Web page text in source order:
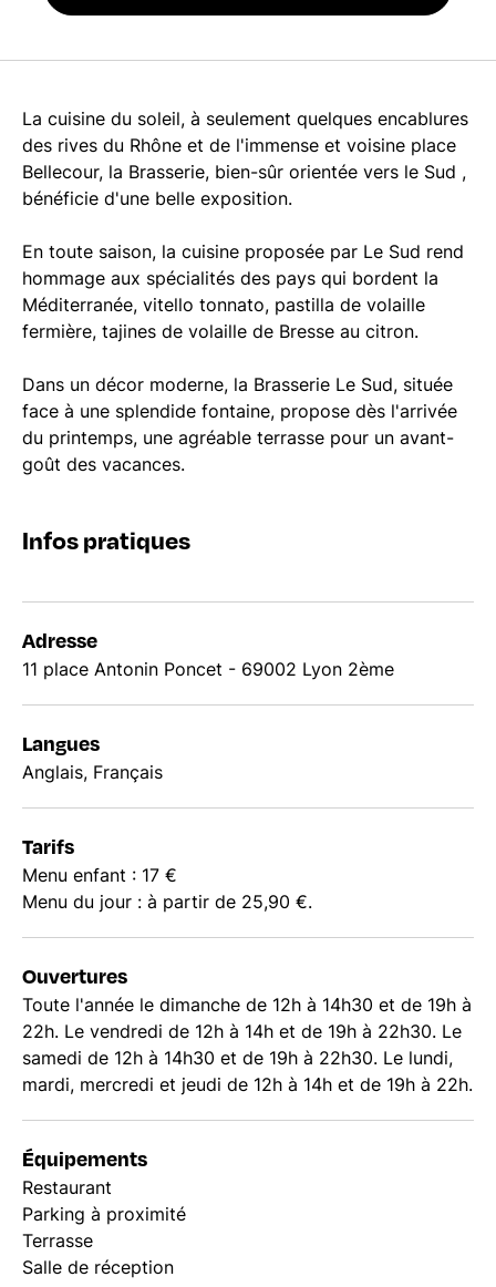
La cuisine du soleil, à seulement quelques encablures
des rives du Rhône et de l'immense et voisine place
Bellecour, la Brasserie, bien-sûr orientée vers le Sud ,
bénéficie d'une belle exposition.
En toute saison, la cuisine proposée par Le Sud rend
hommage aux spécialités des pays qui bordent la
Méditerranée, vitello tonnato, pastilla de volaille
fermière, tajines de volaille de Bresse au citron.
Dans un décor moderne, la Brasserie Le Sud, située
face à une splendide fontaine, propose dès l'arrivée
du printemps, une agréable terrasse pour un avant-
goût des vacances.
Infos pratiques
Adresse
11 place Antonin Poncet - 69002 Lyon 2ème
Langues
Anglais, Français
Tarifs
Menu enfant : 17 €
Menu du jour : à partir de 25,90 €.
Ouvertures
Toute l'année le dimanche de 12h à 14h30 et de 19h à
22h. Le vendredi de 12h à 14h et de 19h à 22h30. Le
samedi de 12h à 14h30 et de 19h à 22h30. Le lundi,
mardi, mercredi et jeudi de 12h à 14h et de 19h à 22h.
Équipements
Restaurant
Parking à proximité
Terrasse
Salle de réception